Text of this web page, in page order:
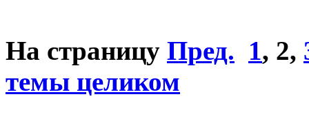
На страницу Пред. 1, 2,
темы целиком